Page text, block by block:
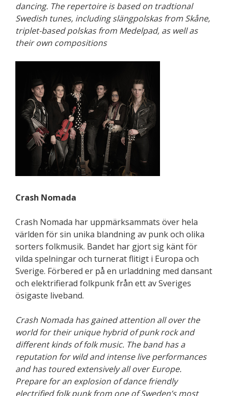
dancing. The repertoire is based on tradtional
Swedish tunes, including slängpolskas from Skåne,
triplet-based polskas from Medelpad, as well as
their own compositions
Crash Nomada
Crash Nomada har uppmärksammats över hela
världen för sin unika blandning av punk och olika
sorters folkmusik. Bandet har gjort sig känt för
vilda spelningar och turnerat flitigt i Europa och
Sverige. Förbered er på en urladdning med dansant
och elektrifierad folkpunk från ett av Sveriges
ösigaste liveband.
Crash Nomadahas gained attention all over the
world for their unique hybrid of punk rock and
different kinds of folk music. The band has a
reputation for wild and intense live performances
and has toured extensively all over Europe.
Prepare for an explosion of dance friendly
electrified folk punk from one of Sweden’s most